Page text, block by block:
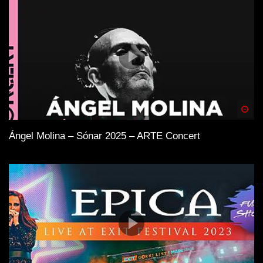
Ángel Molina – Sónar 2025 – ARTE Concert